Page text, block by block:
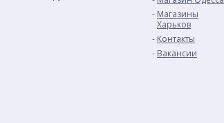
Магазины
Харьков
Контакты
Вакансии